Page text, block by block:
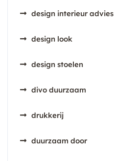
design interieur advies
design look
design stoelen
divo duurzaam
drukkerij
duurzaam door